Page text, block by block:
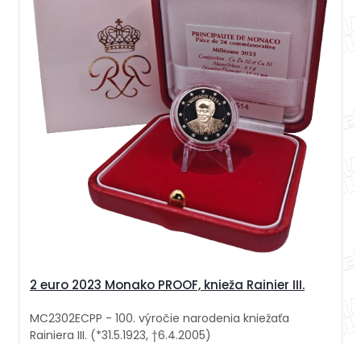
2 euro 2023 Monako PROOF, knieža Rainier III.
MC2302ECPP - 100. výročie narodenia kniežaťa
Rainiera III. (*31.5.1923, †6.4.2005)